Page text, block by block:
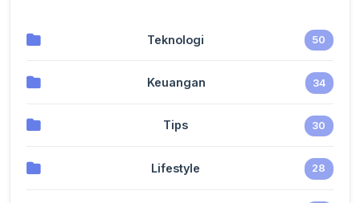
Teknologi 50
Keuangan 34
Tips 30
Lifestyle 28